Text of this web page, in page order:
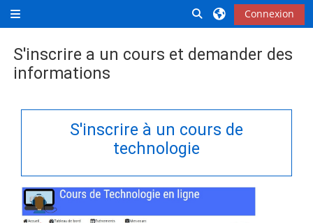
Panneau latéral
Activer/désactiver la
Connexion
S'inscrire a un cours et demander des
informations
S'inscrire à un cours de
technologie